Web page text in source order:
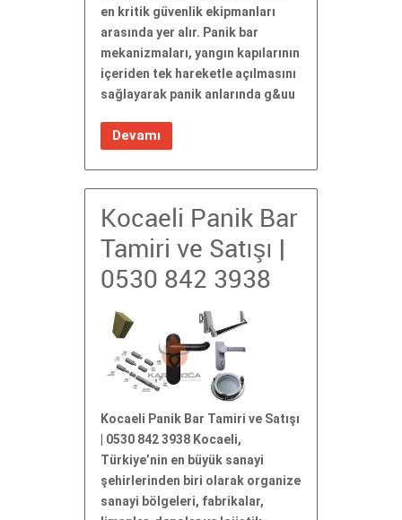
en kritik güvenlik ekipmanları
arasında yer alır. Panik bar
mekanizmaları, yangın kapılarının
içeriden tek hareketle açılmasını
sağlayarak panik anlarında g&uu
Devamı
Kocaeli Panik Bar
Tamiri ve Satışı |
0530 842 3938
Kocaeli Panik Bar Tamiri ve Satışı
| 0530 842 3938 Kocaeli,
Türkiye’nin en büyük sanayi
şehirlerinden biri olarak organize
sanayi bölgeleri, fabrikalar,